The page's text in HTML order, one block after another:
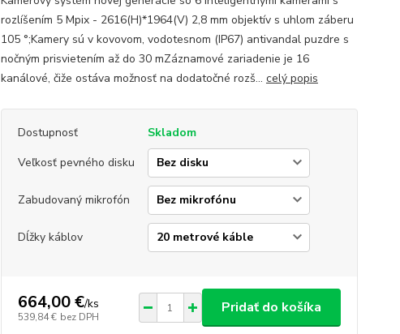
rozlíšením 5 Mpix - 2616(H)*1964(V) 2,8 mm objektív s uhlom záberu
105 °;Kamery sú v kovovom, vodotesnom (IP67) antivandal puzdre s
nočným prisvietením až do 30 mZáznamové zariadenie je 16
kanálové, čiže ostáva možnosť na dodatočné rozš... celý popis
Dostupnosť
Skladom
Veľkosť pevného disku
Zabudovaný mikrofón
Dĺžky káblov
664,00 €/ks
539,84 € bez DPH
Pridať do košíka